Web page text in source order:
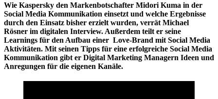
Wie Kaspersky den Markenbotschafter Midori Kuma in der
Social Media Kommunikation einsetzt und welche Ergebnisse
durch den Einsatz bisher erzielt wurden, verrät Michael
Rösner im digitalen Interview. Außerdem teilt er seine
Learnings für den Aufbau einer Love-Brand mit Social Media
Aktivitäten. Mit seinen Tipps für eine erfolgreiche Social Media
Kommunikation gibt er Digital Marketing Managern Ideen und
Anregungen für die eigenen Kanäle.